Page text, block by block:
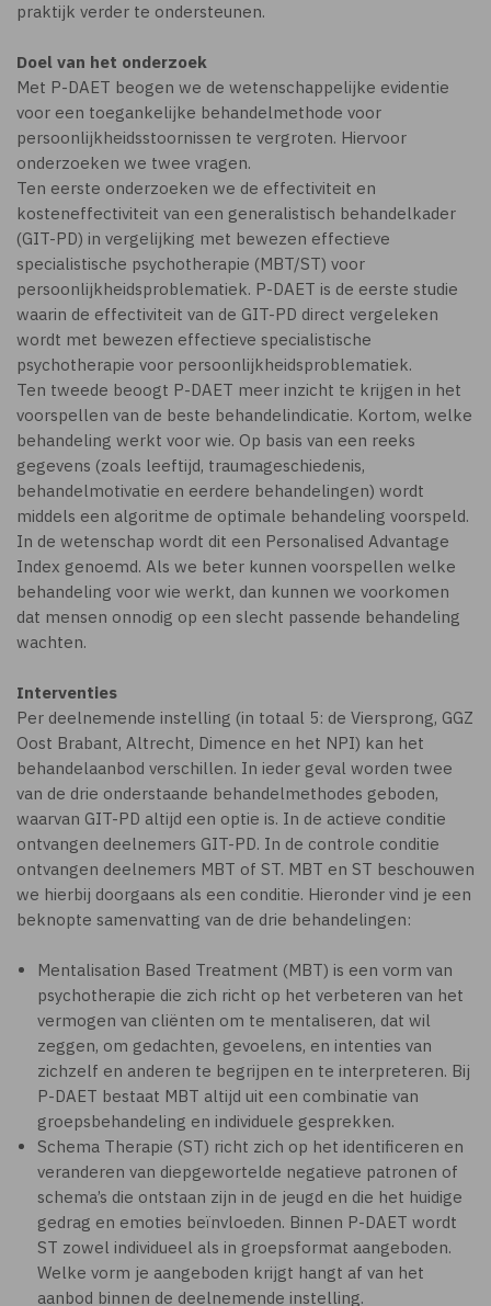
praktijk verder te ondersteunen.
Doel van het onderzoek
Met P-DAET beogen we de wetenschappelijke evidentie
voor een toegankelijke behandelmethode voor
persoonlijkheidsstoornissen te vergroten. Hiervoor
onderzoeken we twee vragen.
Ten eerste onderzoeken we de effectiviteit en
kosteneffectiviteit van een generalistisch behandelkader
(GIT-PD) in vergelijking met bewezen effectieve
specialistische psychotherapie (MBT/ST) voor
persoonlijkheidsproblematiek. P-DAET is de eerste studie
waarin de effectiviteit van de GIT-PD direct vergeleken
wordt met bewezen effectieve specialistische
psychotherapie voor persoonlijkheidsproblematiek.
Ten tweede beoogt P-DAET meer inzicht te krijgen in het
voorspellen van de beste behandelindicatie. Kortom, welke
behandeling werkt voor wie. Op basis van een reeks
gegevens (zoals leeftijd, traumageschiedenis,
behandelmotivatie en eerdere behandelingen) wordt
middels een algoritme de optimale behandeling voorspeld.
In de wetenschap wordt dit een Personalised Advantage
Index genoemd. Als we beter kunnen voorspellen welke
behandeling voor wie werkt, dan kunnen we voorkomen
dat mensen onnodig op een slecht passende behandeling
wachten.
Interventies
Per deelnemende instelling (in totaal 5: de Viersprong, GGZ
Oost Brabant, Altrecht, Dimence en het NPI) kan het
behandelaanbod verschillen. In ieder geval worden twee
van de drie onderstaande behandelmethodes geboden,
waarvan GIT-PD altijd een optie is. In de actieve conditie
ontvangen deelnemers GIT-PD. In de controle conditie
ontvangen deelnemers MBT of ST. MBT en ST beschouwen
we hierbij doorgaans als een conditie. Hieronder vind je een
beknopte samenvatting van de drie behandelingen:
Mentalisation Based Treatment (MBT) is een vorm van
psychotherapie die zich richt op het verbeteren van het
vermogen van cliënten om te mentaliseren, dat wil
zeggen, om gedachten, gevoelens, en intenties van
zichzelf en anderen te begrijpen en te interpreteren. Bij
P-DAET bestaat MBT altijd uit een combinatie van
groepsbehandeling en individuele gesprekken.
Schema Therapie (ST) richt zich op het identificeren en
veranderen van diepgewortelde negatieve patronen of
schema’s die ontstaan zijn in de jeugd en die het huidige
gedrag en emoties beïnvloeden. Binnen P-DAET wordt
ST zowel individueel als in groepsformat aangeboden.
Welke vorm je aangeboden krijgt hangt af van het
aanbod binnen de deelnemende instelling.